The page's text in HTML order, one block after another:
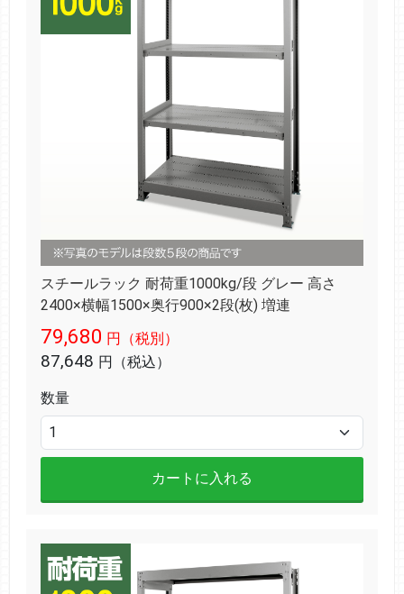
スチールラック 耐荷重1000kg/段 グレー 高さ
2400×横幅1500×奥行900×2段(枚) 増連
79,680 円（税別）
87,648 円（税込）
数量
カートに入れる